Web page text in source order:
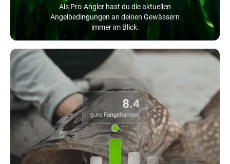
Als Pro-Angler hast du die aktuellen
Angelbedingungen an deinen Gewässern
immer im Blick.